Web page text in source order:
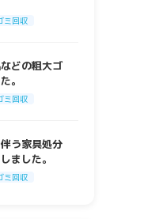
ミ回収
どの粗大ゴ
。
ミ回収
う家具処分
ました。
ミ回収